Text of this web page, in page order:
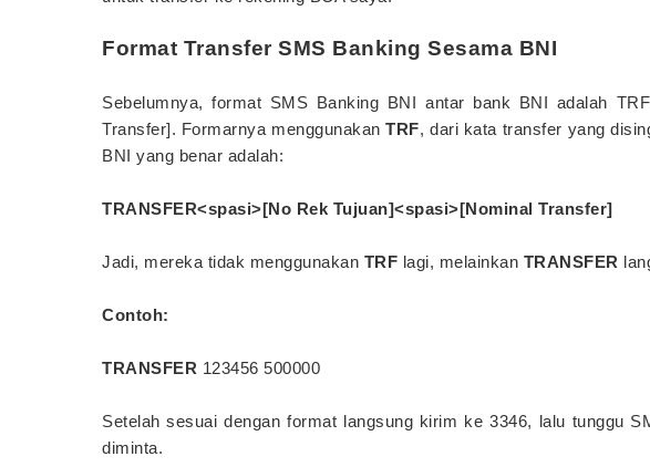
Format Transfer SMS Banking Sesama BNI
Sebelumnya, format SMS Banking BNI antar bank BNI adalah
Transfer]. Formarnya menggunakanTRF, dari kata transfer yang
BNI yang benar adalah:
TRANSFER<spasi>[No Rek Tujuan]<spasi>[Nominal Transfer]
Jadi, mereka tidak menggunakan TRF lagi, melainkan TRANSFER
Contoh:
TRANSFER 123456 500000
Setelah sesuai dengan format langsung kirim ke 3346, lalu tunggu
diminta.